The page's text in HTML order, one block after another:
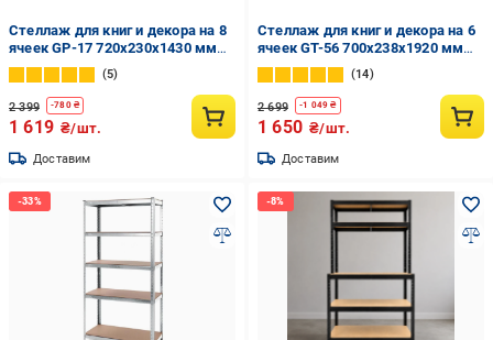
Стеллаж для книг и декора на 8
ячеек GP-17 720х230х1430 мм
Белый
5
2 399 -780₴
1 619 ₴/шт.
Доставим
Стеллаж для книг и декора на 6
ячеек GT-56 700х238х1920 мм
Антрацит
14
2 699 -1 049 ₴
1 650 ₴/шт.
Доставим